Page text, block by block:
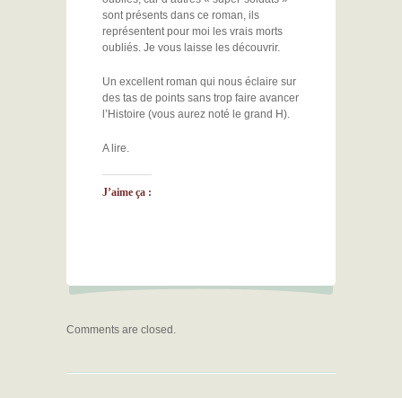
sont présents dans ce roman, ils
représentent pour moi les vrais morts
oubliés. Je vous laisse les découvrir.
Un excellent roman qui nous éclaire sur
des tas de points sans trop faire avancer
l’Histoire (vous aurez noté le grand H).
A lire.
J’aime ça :
Comments are closed.